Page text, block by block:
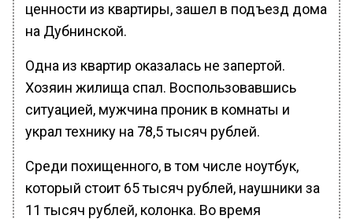
ценности из квартиры, зашел в подъезд дома
на Дубнинской.
Одна из квартир оказалась не запертой.
Хозяин жилища спал. Воспользовавшись
ситуацией, мужчина проник в комнаты и
украл технику на 78,5 тысяч рублей.
Среди похищенного, в том числе ноутбук,
который стоит 65 тысяч рублей, наушники за
11 тысяч рублей, колонка. Во время